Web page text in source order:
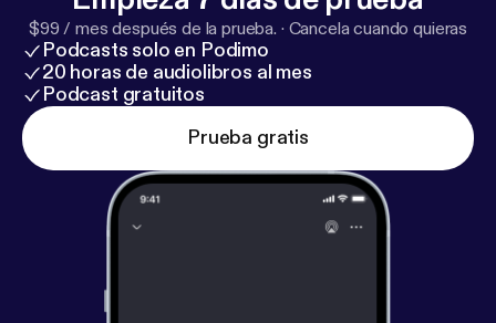
og komme til sine venner bagefter - og så fortæller
hun om at have været sammen med den samme
mand igennem ni år. Pil giver selvfølgelig også sit
allerbedste råd til dig, der sidder med hjertesorg
lige nu.
$99 / mes después de la prueba. · Cancela cuando quieras
Podcasts solo en Podimo
20 horas de audiolibros al mes
Podcast gratuitos
Prueba gratis